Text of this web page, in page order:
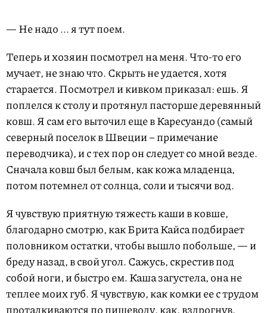
— Не надо ... я тут поем.
Теперь и хозяин посмотрел на меня. Что-то его
мучает, не знаю что. Скрыть не удается, хотя
старается. Посмотрел и кивком приказал: ешь. Я
поплелся к столу и протянул пасторше деревянный
ковш. Я сам его выточил еще в Каресуандо (самый
северный поселок в Швеции – примечание
переводчика), и с тех пор он следует со мной везде.
Сначала ковш был белым, как кожа младенца,
потом потемнел от солнца, соли и тысячи вод.
Я чувствую приятную тяжесть каши в ковше,
благодарно смотрю, как Брита Кайса подбирает
половником остатки, чтобы вышло побольше, — и
бреду назад, в свой угол. Сажусь, скрестив под
собой ноги, и быстро ем. Каша загустела, она не
теплее моих губ. Я чувствую, как комки ее с трудом
проталкиваются по пищеводу, как, вздрогнув,